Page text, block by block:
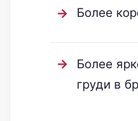
Более
Более
груди в